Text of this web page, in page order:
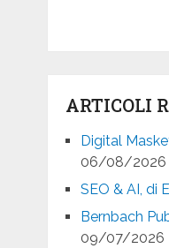
ARTICOLI
Digital
06/08/2026
SEO & AI, di
Bernbach
09/07/2026